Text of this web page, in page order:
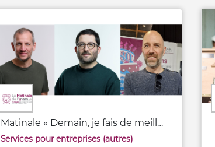
Matinale « Demain, je fais de meilleures photos pour la communication de ma PME! »
Services pour entreprises (autres)